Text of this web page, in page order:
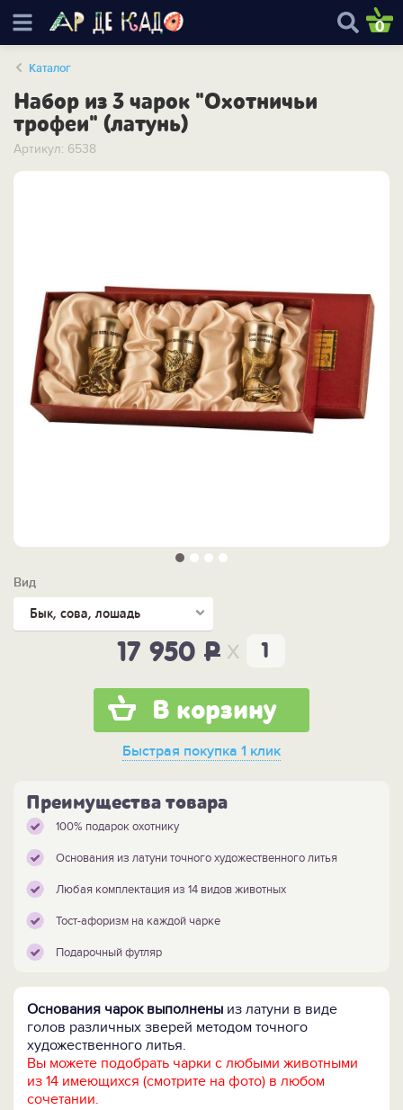
0
Каталог
Набор из 3 чарок "Охотничьи
трофеи" (латунь)
Артикул: 6538
Вид
Бык, сова, лошадь
17 950 P x
В корзину
Быстрая покупка 1 клик
Преимущества товара
100% подарок охотнику
Основания из латуни точного художественного литья
Любая комплектация из 14 видов животных
Тост-афоризм на каждой чарке
Подарочный футляр
Основания чарок выполнены из латуни в виде
голов различных зверей методом точного
художественного литья.
Вы можете подобрать чарки с любыми животными
из 14 имеющихся (смотрите на фото) в любом
сочетании.